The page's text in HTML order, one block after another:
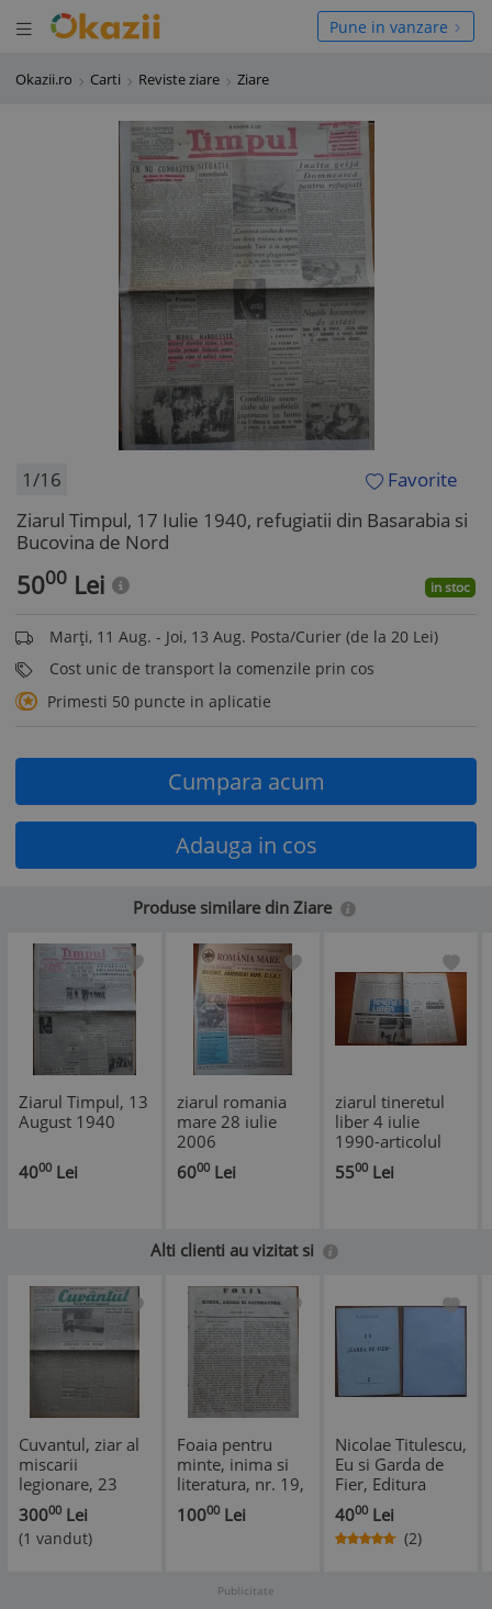
Deschide meniul
meniul Pune in vanzare
Okazii.ro Carti Reviste ziare Ziare
1/16
Favorite
Ziarul Timpul, 17 Iulie 1940, refugiatii din Basarabia si
Bucovina de Nord
5000 Lei in stoc
Marți, 11 Aug. - Joi, 13 Aug. Posta/Curier (de la 20 Lei)
Cost unic de transport la comenzile prin cos
Primesti 50 puncte in aplicatie
Cumpara acum
Adauga in cos
Produse similare din Ziare
Ziarul Timpul, 13
August 1940
4000 Lei
ziarul romania
mare 28 iulie
2006
6000 Lei
ziarul tineretul
liber 4 iulie
1990-articolul
"legea presei "
5500 Lei
Alti clienti au vizitat si
Cuvantul, ziar al
miscarii
legionare, 23
ianuarie 1941,
numarul 97
30000 Lei
(1 vandut)
Foaia pentru
minte, inima si
literatura, nr. 19,
1853, Brasov,
Redactor Iacob
10000 Lei
Nicolae Titulescu,
Eu si Garda de
Fier, Editura
Universul, 1937,
editia 1
4000 Lei
(2)
Publicitate